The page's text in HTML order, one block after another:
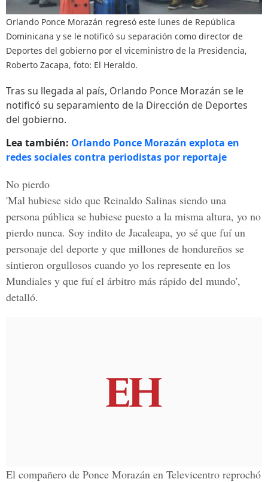
Orlando Ponce Morazán regresó este lunes de República
Dominicana y se le notificó su separación como director de
Deportes del gobierno por el viceministro de la Presidencia,
Roberto Zacapa, foto: El Heraldo.
Tras su llegada al país, Orlando Ponce Morazán se le
notificó su separamiento de la Dirección de Deportes
del gobierno.
Lea también: Orlando Ponce Morazán explota en
redes sociales contra periodistas por reportaje
No pierdo
'Mal hubiese sido que Reinaldo Salinas siendo una
persona pública se hubiese puesto a la misma altura, yo no
pierdo nunca. Soy indito de Jacaleapa, yo sé que fuí un
personaje del deporte y que millones de hondureños se
sintieron orgullosos cuando yo los represente en los
Mundiales y que fuí el árbitro más rápido del mundo',
detalló.
El compañero de Ponce Morazán en Televicentro reprochó